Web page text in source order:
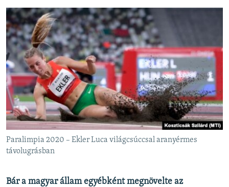
Paralimpia 2020 – Ekler Luca világcsúccsal aranyérmes
távolugrásban
Bár a magyar állam egyébként megnövelte az